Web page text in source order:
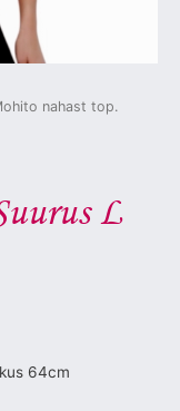
nahast top.
L
64cm